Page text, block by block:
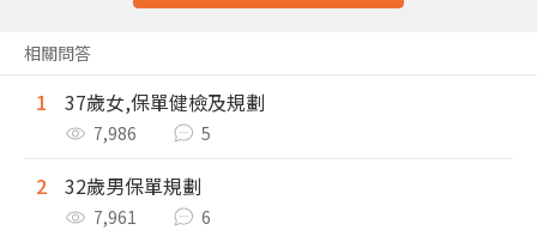
相關問答
1 37歲女,保單健檢及規劃
7,986 5
2 32歲男保單規劃
7,961 6